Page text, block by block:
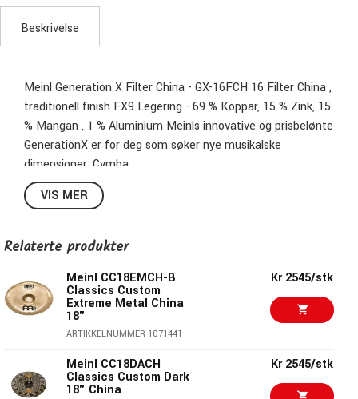
Beskrivelse
Meinl Generation X Filter China - GX-16FCH 16 Filter China ,
traditionell finish FX9 Legering - 69 % Koppar, 15 % Zink, 15
% Mangan , 1 % Aluminium Meinls innovative og prisbelønte
GenerationX er for deg som søker nye musikalske
dimensjoner. Cymba
VIS MER
Relaterte produkter
Meinl CC18EMCH-B
Classics Custom
Extreme Metal China
18"
ARTIKKELNUMMER 1071441
Kr 2545/stk
Meinl CC18DACH
Classics Custom Dark
18" China
Kr 2545/stk